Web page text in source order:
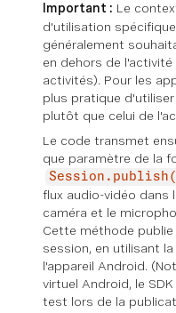
Important : Le
d'utilisation
généralement
en dehors de
activités). Pour les
plus pratique
plutôt que celui de
Le code transmet
que paramètre de la
flux audio-vidéo dans
caméra et le
Cette méthode publie
session, en utilisant
l'appareil Android.
virtuel Android, le
test lors de la